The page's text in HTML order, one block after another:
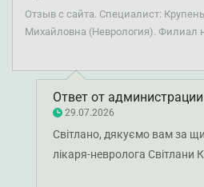
профессионализм! В течение
мучила сильная боль в стопе, из-
ходить. Я обращалась к другим
не мог поставить точный
Светлана Михайловна очень
осмотр, изучила все нюансы и
Назначенное лечение быстро
Светлана Михайловна –
Отзыв с сайта. Специалист:
Михайловна (Неврология). Филиал
Ответ от администрации
29.07.2026
Світлано, дякуємо вам за
лікаря-невролога Світлани
цінно знати, що її